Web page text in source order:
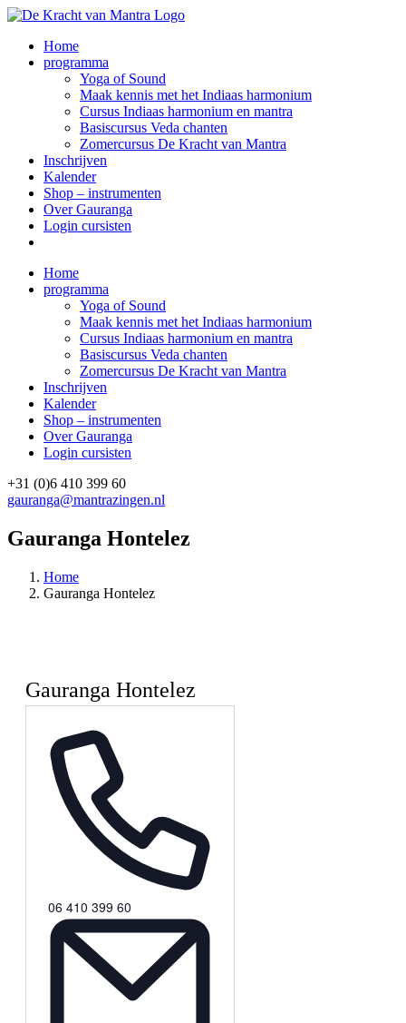
Ga
inhoudHome
programma
Yoga of Sound
Maak kennis met het Indiaas harmonium
Cursus Indiaas harmonium en mantra
Basiscursus Veda chanten
Zomercursus De Kracht van Mantra
Inschrijven
Kalender
Shop – instrumenten
Over Gauranga
Login cursisten
Home
programma
Yoga of Sound
Maak kennis met het Indiaas harmonium
Cursus Indiaas harmonium en mantra
Basiscursus Veda chanten
Zomercursus De Kracht van Mantra
Inschrijven
Kalender
Shop – instrumenten
Over Gauranga
Login cursisten
+31 (0)6 410 399 60
gauranga@mantrazingen.nl
Gauranga Hontelez
Home
Gauranga Hontelez
Gauranga Hontelez
Telefoon
06 410 399 60